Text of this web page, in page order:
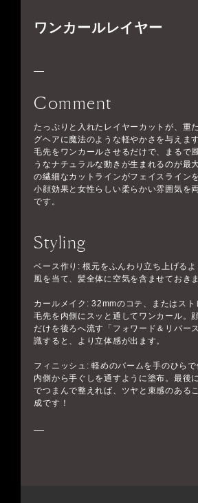
ワンカールレイヤー
Comment
たっぷりと入れたレイヤーカットが、重
グヘアに魔法のような軽やかさを与えます
毛先をワンカールさせるだけで、まるで
うなナチュラルな動きが生まれるのが最
の繊細なカットラインがフェイスライン
小顔効果と女性らしい柔らかい雰囲気を
です。
Styling
ベース作り: 根元をふんわり立ち上げる
風を当て、髪全体に空気を含ませておきま
カールメイク: 32mmのコテ、またはス
毛先を内側にスッと通してワンカール。
だけを後ろへ流す「フォワード＆リバー
識すると、より立体感が出ます。
フィニッシュ: 軽めのバームを手のひらで
内側から手ぐしを通すように塗布。最後
でつまんで整えれば、ツヤと束感のある
成です！